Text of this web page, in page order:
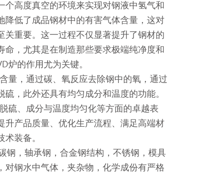
个高度真空的环境来实现对钢液中氢气和
降低了成品钢材中的有害气体含量，这对
关重要。这一过程不仅显著提升了钢材的
命，尤其是在制造那些要求极端纯净度和
炉的作用尤为关键。
量，通过碳、氧反应去除钢中的氧，通过
，此外还具有均匀成分和温度的功能。
硫、成分与温度均匀化等方面的卓越表
升产品质量、优化生产流程、满足高端材
装备。
钢，轴承钢，合金钢结构，不锈钢，模具
对钢水中气体，夹杂物，化学成份有严格